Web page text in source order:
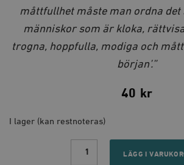
måttfullhet måste man ordna det
människor som är kloka,
trogna, hoppfulla, modiga och
början’.”
40 kr
I lager (kan restnoteras)
individer,
LÄGG I